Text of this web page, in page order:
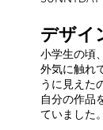
デザイ
小学生の頃
外気に触れ
うに見えた
自分の作品
ていました。